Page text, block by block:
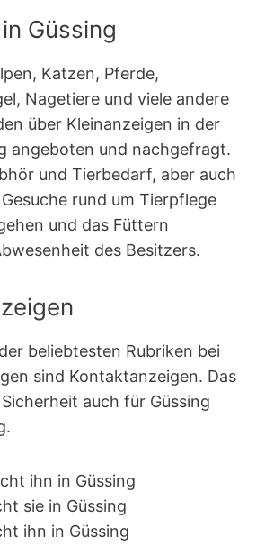
Güssing
Katzen, Pferde,
Nagetiere und viele andere
über Kleinanzeigen in der
angeboten und nachgefragt.
und Tierbedarf, aber auch
rund um Tierpflege
und das Füttern
des Besitzers.
beliebtesten Rubriken bei
sind Kontakt­anzeigen. Das
auch für Güssing
ihn in Güssing
sie in Güssing
ihn in Güssing